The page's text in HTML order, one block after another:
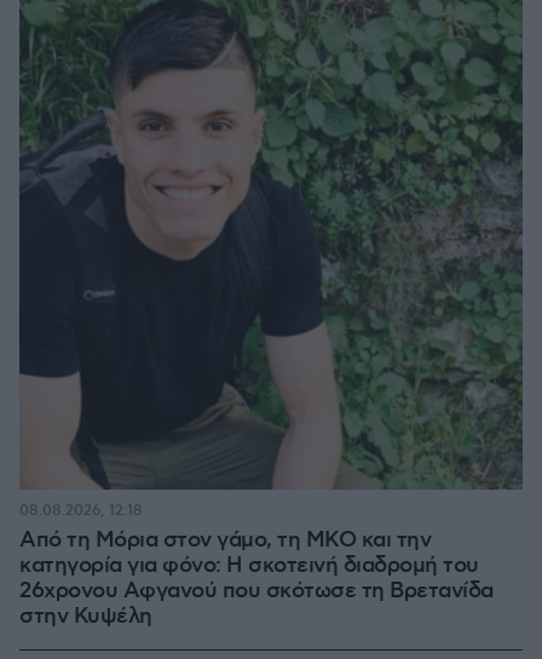
Από τη Μόρια στον γάμο, τη ΜΚΟ και την
κατηγορία για φόνο: Η σκοτεινή διαδρομή του
26χρονου Αφγανού που σκότωσε τη Βρετανίδα
στην Κυψέλη
08.08.2026, 12:18